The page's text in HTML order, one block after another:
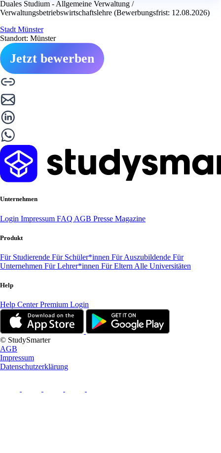
Duales Studium - Allgemeine Verwaltung /
Verwaltungsbetriebswirtschaftslehre (Bewerbungsfrist: 12.08.2026)
Stadt Münster
Standort: Münster
Jetzt bewerben
Unternehmen
Login Impressum FAQ AGB Presse Magazine
Produkt
Für Studierende Für Schüler*innen Für Auszubildende Für
Unternehmen Für Lehrer*innen Für Eltern Alle Universitäten
Help
Help CenterPremium Login
© StudySmarter
AGB
Impressum
Datenschutzerklärung